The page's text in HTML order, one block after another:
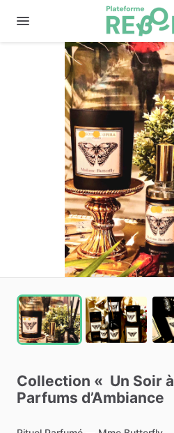
Collection « Un Soir à
Parfums d’Ambiance